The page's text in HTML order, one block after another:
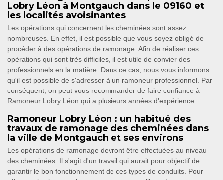
Lobry Léon à Montgauch dans le 09160 et
les localités avoisinantes
Les opérations qui concernent les cheminées sont assez
nombreuses. En effet, il est possible que vous soyez obligé de
procéder à des opérations de ramonage. Afin de réaliser ces
opérations qui sont très difficiles, il est utile de convier des
professionnels en la matière. Dans ce cas, nous vous informons
qu'il est possible de s'adresser à un ramoneur professionnel. Par
conséquent, on peut vous recommander de faire confiance à
Ramoneur Lobry Léon qui a plusieurs années d'expérience.
Ramoneur Lobry Léon : un habitué des
travaux de ramonage des cheminées dans
la ville de Montgauch et ses environs
Les opérations de ramonage devront être effectuées au niveau
des cheminées. Il s'agit d'un travail qui aurait pour objectif de
garantir le bon fonctionnement de ces types de conduits. Pour